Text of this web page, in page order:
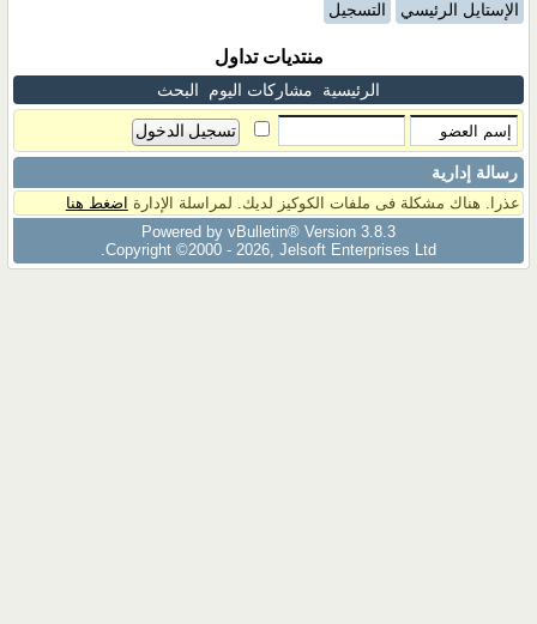
الإستايل الرئيسي التسجيل
منتديات تداول
الرئيسية مشاركات اليوم البحث
رسالة إدارية
عذرا. هناك مشكلة فى ملفات الكوكيز لديك. لمراسلة الإدارة اضغط هنا
Powered by vBulletin® Version 3.8.3
Copyright ©2000 - 2026, Jelsoft Enterprises Ltd.